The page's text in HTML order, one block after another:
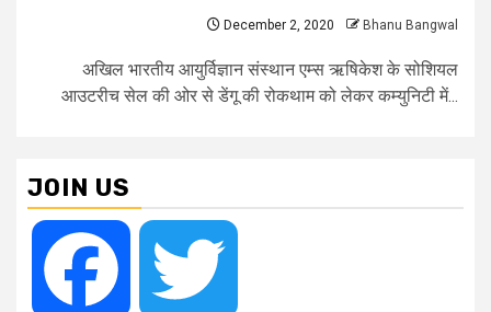
December 2, 2020 Bhanu Bangwal
अखिल भारतीय आयुर्विज्ञान संस्थान एम्स ऋषिकेश के सोशियल
आउटरीच सेल की ओर से डेंगू की रोकथाम को लेकर कम्युनिटी में...
JOIN US
Facebook